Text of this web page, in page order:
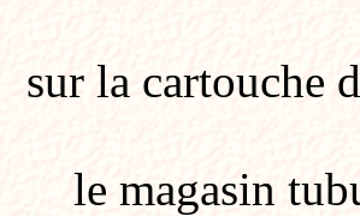
sur la cartouche
le magasin